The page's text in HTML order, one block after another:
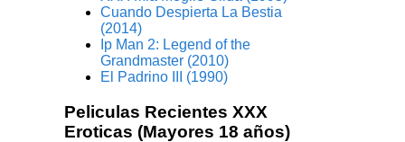
Cuando Despierta La Bestia
(2014)
Ip Man 2: Legend of the
Grandmaster (2010)
El Padrino III (1990)
Peliculas Recientes XXX
Eroticas (Mayores 18 años)